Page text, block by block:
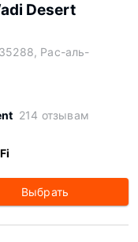
Desert
Рас-аль-
214 отзывам
Выбрать